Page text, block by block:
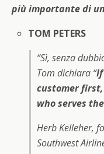
più importante di
TOM PETERS
“Sì, senza
Tom dichiara “
customer
who serves
Herb Kelleher,
Southwest